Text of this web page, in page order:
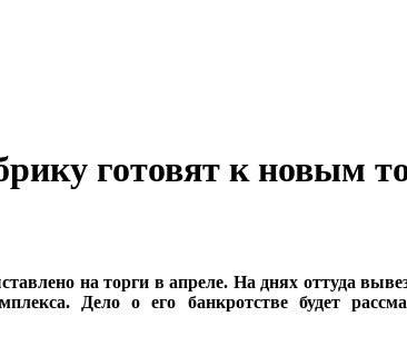
готовят к новым
на торги в апреле. На днях оттуда
Дело о его банкротстве будет